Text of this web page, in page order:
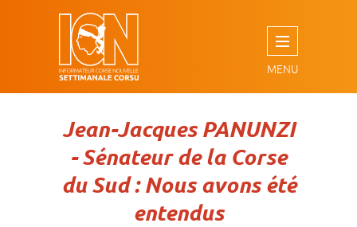
Jean-Jacques PANUNZI
- Sénateur de la Corse
du Sud : Nous avons été
entendus